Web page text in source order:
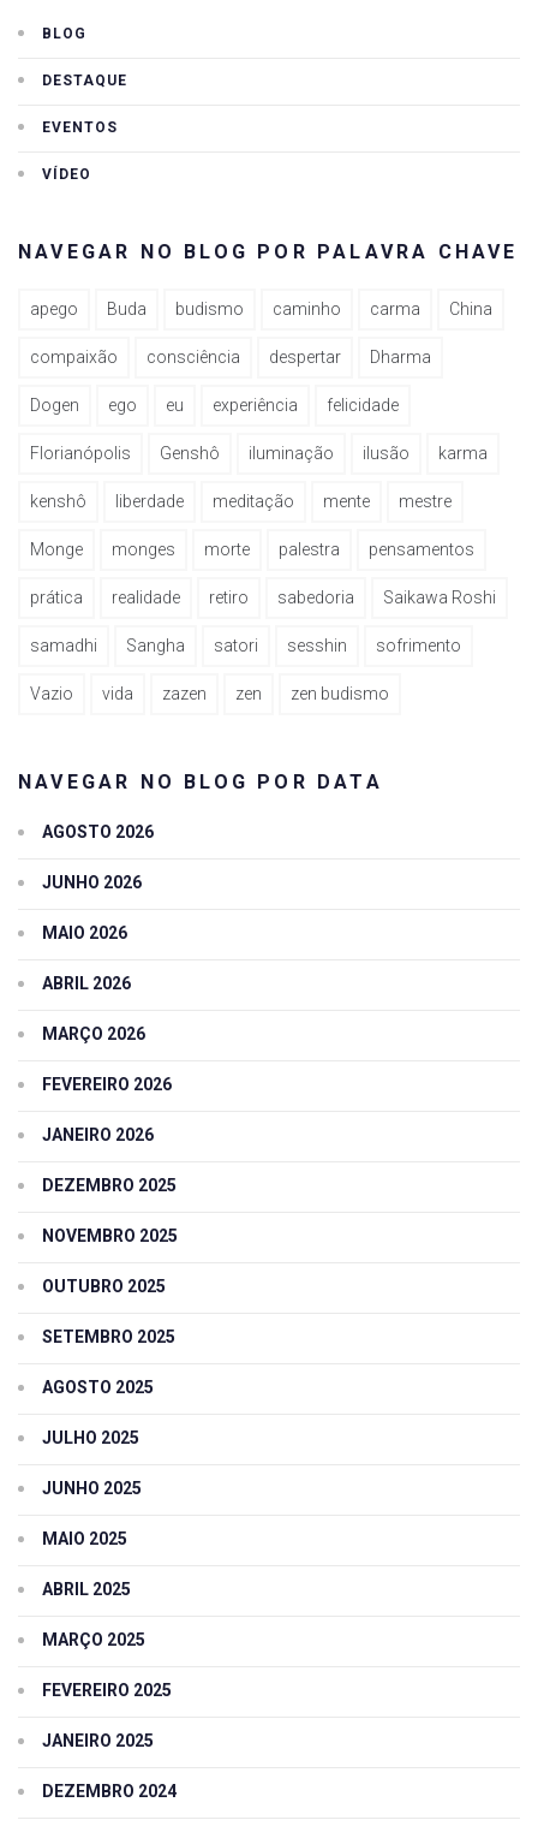
BLOG
DESTAQUE
EVENTOS
VÍDEO
NAVEGAR NO BLOG POR PALAVRA CHAVE
apego Buda budismo caminho carma China
compaixão consciência despertar Dharma
Dogen ego eu experiência felicidade
Florianópolis Genshô iluminação ilusão karma
kenshô liberdade meditação mente mestre
Monge monges morte palestra pensamentos
prática realidade retiro sabedoria Saikawa Roshi
samadhi Sangha satori sesshin sofrimento
Vazio vida zazen zen zen budismo
NAVEGAR NO BLOG POR DATA
AGOSTO 2026
JUNHO 2026
MAIO 2026
ABRIL 2026
MARÇO 2026
FEVEREIRO 2026
JANEIRO 2026
DEZEMBRO 2025
NOVEMBRO 2025
OUTUBRO 2025
SETEMBRO 2025
AGOSTO 2025
JULHO 2025
JUNHO 2025
MAIO 2025
ABRIL 2025
MARÇO 2025
FEVEREIRO 2025
JANEIRO 2025
DEZEMBRO 2024